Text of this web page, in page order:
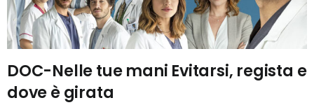
DOC-Nelle tue mani Evitarsi, regista e
dove è girata